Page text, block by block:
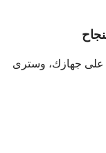
على جهازك، وسترى